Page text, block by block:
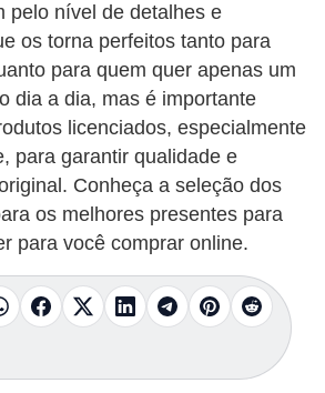
pelo nível de detalhes e
os torna perfeitos tanto para
para quem quer apenas um
dia a dia, mas é importante
licenciados, especialmente
para garantir qualidade e
Conheça a seleção dos
os melhores presentes para
para você comprar online.